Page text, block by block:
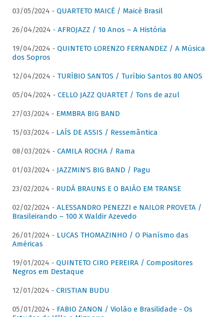
03/05/2024 - QUARTETO MAICÉ / Maicé Brasil
26/04/2024 - AFROJAZZ / 10 Anos – A História
19/04/2024 - QUINTETO LORENZO FERNANDEZ / A Música
dos Sopros
12/04/2024 - TURÍBIO SANTOS / Turíbio Santos 80 ANOS
05/04/2024 - CELLO JAZZ QUARTET / Tons de azul
27/03/2024 - EMMBRA BIG BAND
15/03/2024 - LAÍS DE ASSIS / Ressemântica
08/03/2024 - CAMILA ROCHA / Rama
01/03/2024 - JAZZMIN'S BIG BAND / Pagu
23/02/2024 - RUDÁ BRAUNS E O BAIÃO EM TRANSE
02/02/2024 - ALESSANDRO PENEZZI e NAILOR PROVETA /
Brasileirando – 100 X Waldir Azevedo
26/01/2024 - LUCAS THOMAZINHO / O Pianísmo das
Américas
19/01/2024 - QUINTETO CIRO PEREIRA / Compositores
Negros em Destaque
12/01/2024 - CRISTIAN BUDU
05/01/2024 - FABIO ZANON / Violão e Brasilidade - Os